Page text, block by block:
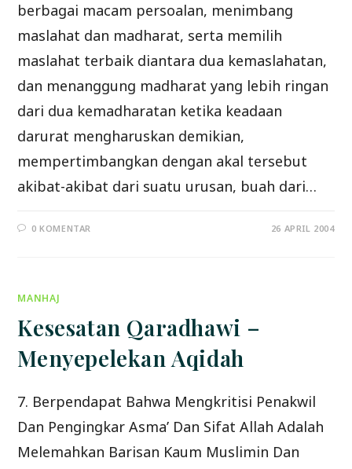
berbagai macam persoalan, menimbang
maslahat dan madharat, serta memilih
maslahat terbaik diantara dua kemaslahatan,
dan menanggung madharat yang lebih ringan
dari dua kemadharatan ketika keadaan
darurat mengharuskan demikian,
mempertimbangkan dengan akal tersebut
akibat-akibat dari suatu urusan, buah dari…
0 KOMENTAR 26 APRIL 2004
MANHAJ
Kesesatan Qaradhawi –
Menyepelekan Aqidah
7. Berpendapat Bahwa Mengkritisi Penakwil
Dan Pengingkar Asma’ Dan Sifat Allah Adalah
Melemahkan Barisan Kaum Muslimin Dan